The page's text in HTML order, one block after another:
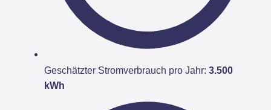
Geschätzter Stromverbrauch pro Jahr: 3.500
kWh